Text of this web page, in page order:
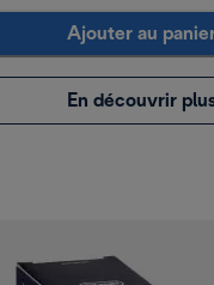
Ajouter au
En découvrir